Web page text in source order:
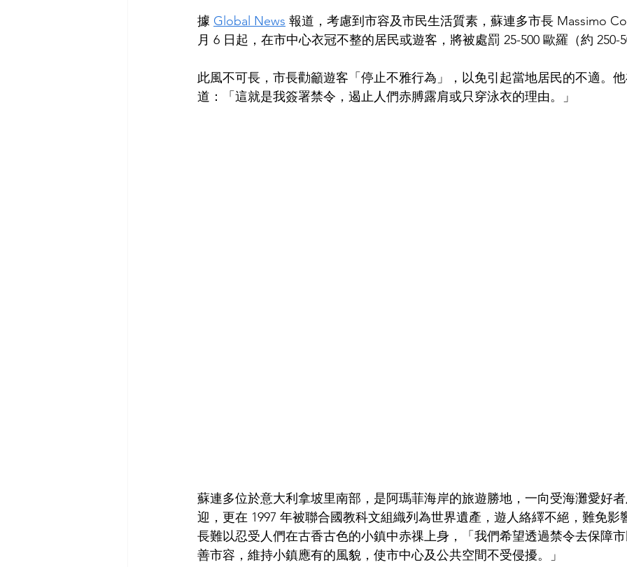
據 Global News 報道，考慮到市容及市民生活質素，蘇連多市長 Massimo
月 6 日起，在市中心衣冠不整的居民或遊客，將被處罰 25-500 歐羅（約 250-
此風不可長，市長勸籲遊客「停止不雅行為」，以免引起當地居民的不適。
道：「這就是我簽署禁令，遏止人們赤膊露肩或只穿泳衣的理由。」
蘇連多位於意大利拿坡里南部，是阿瑪菲海岸的旅遊勝地，一向受海灘愛好
迎，更在 1997 年被聯合國教科文組織列為世界遺產，遊人絡繹不絕，難免影
長難以忍受人們在古香古色的小鎮中赤祼上身，「我們希望透過禁令去保障
善市容，維持小鎮應有的風貌，使市中心及公共空間不受侵擾。」